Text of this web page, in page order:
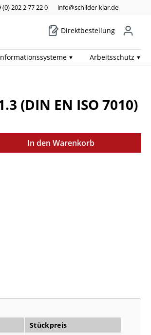
(0) 202 2 77 22 0 info@schilder-klar.de
Direktbestellung
Arbeits­schutz
(DIN EN ISO 7010)
In den Warenkorb
Stückpreis